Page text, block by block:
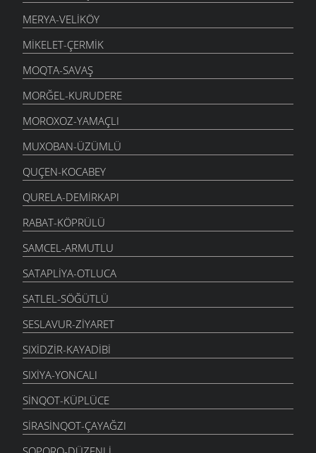
MERYA-VELIKÖY
MIKELET-ÇERMIK
MOQTA-SAVAŞ
MORĞEL-KURUDERE
MOROXOZ-YAMAÇLI
MUXOBAN-ÜZÜMLÜ
QUÇEN-KOCABEY
QURELA-DEMIRKAPI
RABAT-KÖPRÜLÜ
SAMCEL-ARMUTLU
SATAPLIYA-OTLUCA
SATLEL-SÖĞÜTLÜ
SESLAVUR-ZIYARET
SIXIDZIR-KAYADIBI
SIXIYA-YONCALI
SINQOT-KÜPLÜCE
SIRASINQOT-ÇAYAĞZI